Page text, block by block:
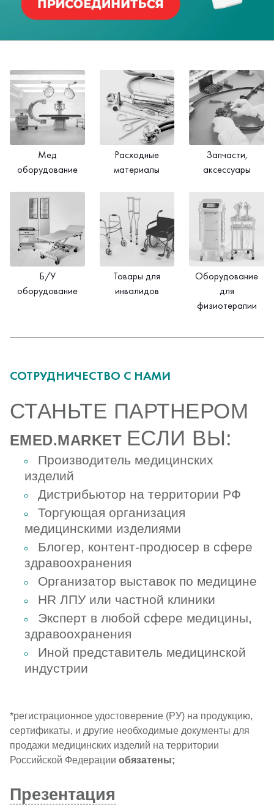
Мед
оборудование
Расходные
материалы
Запчасти,
аксессуары
Б/У
оборудование
Товары для
инвалидов
Оборудование
для
физиотерапии
СОТРУДНИЧЕСТВО С НАМИ
СТАНЬТЕ ПАРТНЕРОМ
EMED.MARKET ЕСЛИ ВЫ:
Производитель медицинских
изделий
Дистрибьютор на территории РФ
Торгующая организация
медицинскими изделиями
Блогер, контент-продюсер в сфере
здравоохранения
Организатор выставок по медицине
HR ЛПУ или частной клиники
Эксперт в любой сфере медицины,
здравоохранения
Иной представитель медицинской
индустрии
*регистрационное удостоверение (РУ) на продукцию,
сертификаты, и другие необходимые документы для
продажи медицинских изделий на территории
Российской Федерации обязатены;
Презентация